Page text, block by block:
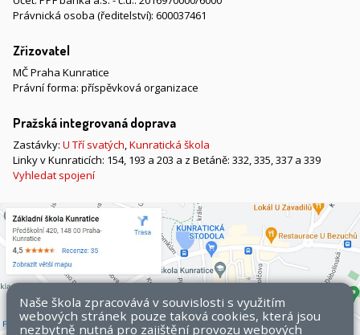
Právnická osoba (ředitelství): 600037461
Zřizovatel
MČ Praha Kunratice
Právní forma: příspěvková organizace
Pražská integrovaná doprava
Zastávky: U Tří svatých,Kunratická škola
Linky v Kunraticích: 154, 193 a 203 a z Betáně: 332, 335, 337 a 339
Vyhledat spojení
Naše škola zpracovává v souvislosti s využitím
webových stránek pouze taková cookies, která jsou
nezbytně nutná pro zajištění provozu webových